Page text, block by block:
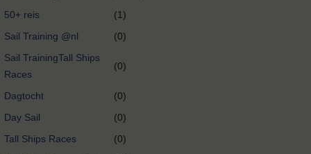
50+ reis
(1)
Sail Training @nl
(0)
Sail TrainingTall Ships
Races
(0)
Dagtocht
(0)
Day Sail
(0)
Tall Ships Races
(0)